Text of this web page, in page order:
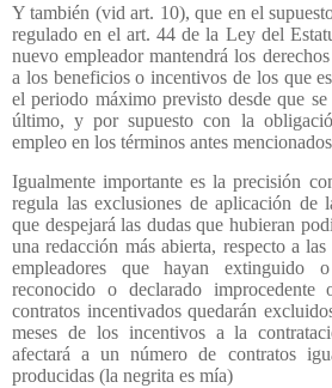
Y también (vid art. 10), que en el
regulado en el art. 44 de la Ley del
nuevo empleador mantendrá los
a los beneficios o incentivos de los que
el periodo máximo previsto desde que
último, y por supuesto con la
empleo en los términos antes
Igualmente importante es la precisión
regula las exclusiones de aplicación de
que despejará las dudas que hubieran
una redacción más abierta, respecto a
empleadores que hayan extinguido
reconocido o declarado
contratos incentivados quedarán
meses de los incentivos a la
afectará a un número de contratos
producidas (la negrita es mía)